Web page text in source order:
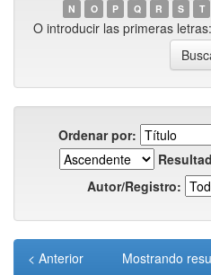
N
O P Q R S T
O introducir las primeras letras:
Ordenar por:
Autor/Registro:
Mostrando
< Anterior